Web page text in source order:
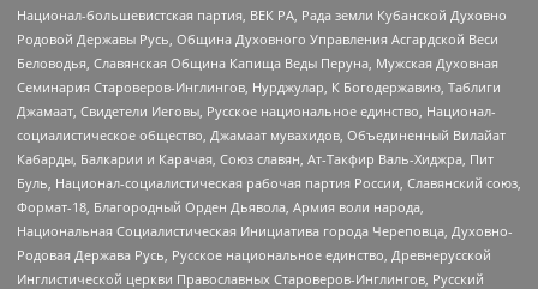
Национал-большевистская партия, ВЕК РА, Рада земли Кубанской Духовно
Родовой Державы Русь, Община Духовного Управления Асгардской Веси
Беловодья, Славянская Община Капища Веды Перуна, Мужская Духовная
Семинария Староверов-Инглингов, Нурджулар, К Богодержавию, Таблиги
Джамаат, Свидетели Иеговы, Русское национальное единство, Национал-
социалистическое общество, Джамаат мувахидов, Объединенный Вилайат
Кабарды, Балкарии и Карачая, Союз славян, Ат-Такфир Валь-Хиджра, Пит
Буль, Национал-социалистическая рабочая партия России, Славянский союз,
Формат-18, Благородный Орден Дьявола, Армия воли народа,
Национальная Социалистическая Инициатива города Череповца, Духовно-
Родовая Держава Русь, Русское национальное единство, Древнерусской
Инглистической церкви Православных Староверов-Инглингов, Русский